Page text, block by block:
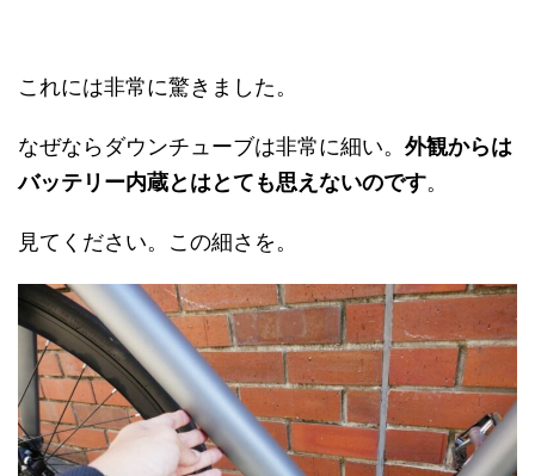
これには非常に驚きました。
なぜならダウンチューブは非常に細い。 外観からは
バッテリー内蔵とはとても思えないのです。
見てください。この細さを。